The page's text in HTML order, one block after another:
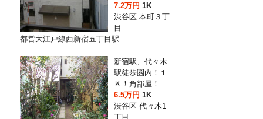
7.2万円1K
渋谷区 本町３丁
目
都営大江戸線西新宿五丁目駅
新宿駅、代々木
駅徒歩圏内！１
Ｋ！角部屋！
6.5万円1K
渋谷区 代々木1
丁目